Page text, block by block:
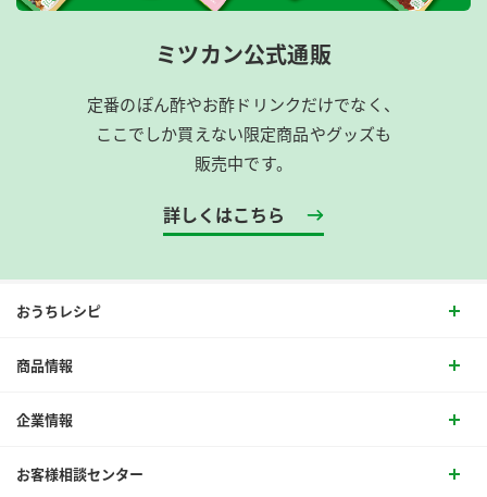
ミツカン公式通販
定番のぽん酢やお酢ドリンクだけでなく、
ここでしか買えない限定商品やグッズも
販売中です。
詳しくはこちら
おうちレシピ
商品情報
企業情報
お客様相談センター